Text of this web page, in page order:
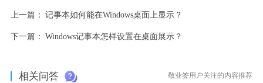
上一篇： 记事本如何能在Windows桌面上显示？
下一篇： Windows记事本怎样设置在桌面展示？
相关问答 敬业签用户关注的内容推荐